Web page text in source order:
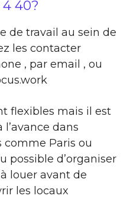
40?
de travail au sein de
les contacter
, par email , ou
flexibles mais il est
dans
comme Paris ou
possible d’organiser
louer avant de
les locaux